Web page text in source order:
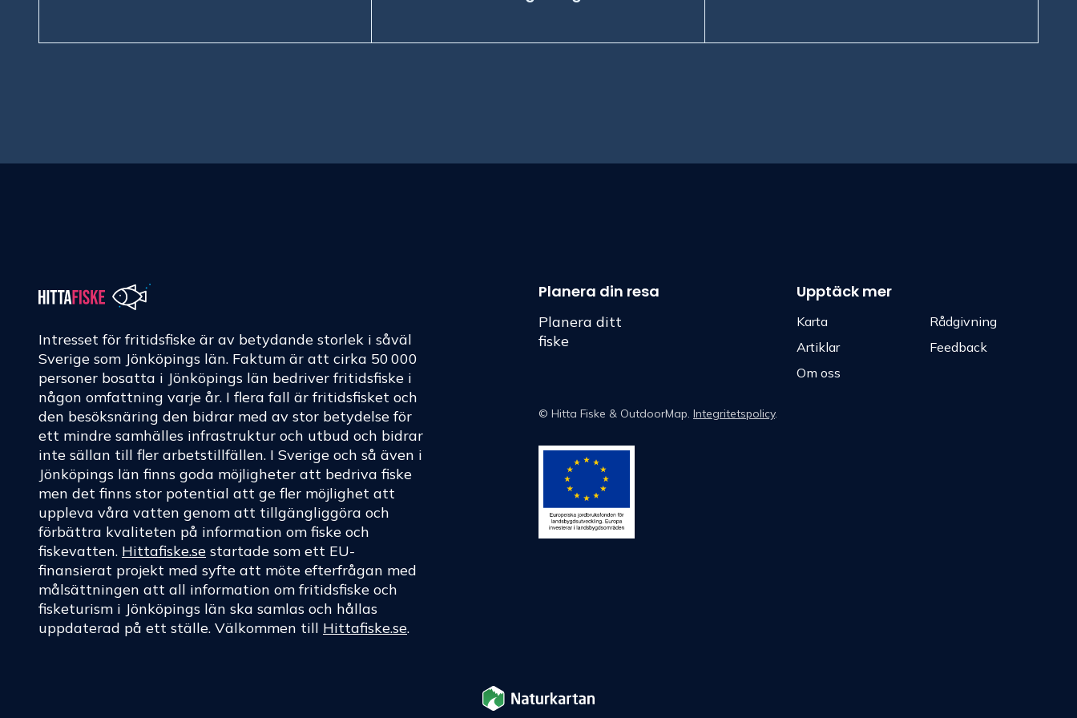
Intresset för fritidsfiske är av betydande storlek i såväl
Sverige som Jönköpings län. Faktum är att cirka 50 000
personer bosatta i Jönköpings län bedriver fritidsfiske i
någon omfattning varje år. I flera fall är fritidsfisket och
den besöksnäring den bidrar med av stor betydelse för
ett mindre samhälles infrastruktur och utbud och bidrar
inte sällan till fler arbetstillfällen. I Sverige och så även i
Jönköpings län finns goda möjligheter att bedriva fiske
men det finns stor potential att ge fler möjlighet att
uppleva våra vatten genom att tillgängliggöra och
förbättra kvaliteten på information om fiske och
fiskevatten. Hittafiske.se startade som ett EU-
finansierat projekt med syfte att möte efterfrågan med
målsättningen att all information om fritidsfiske och
fisketurism i Jönköpings län ska samlas och hållas
uppdaterad på ett ställe. Välkommen till Hittafiske.se.
Planera din resa
Planera ditt
fiske
Upptäck mer
Karta
Artiklar
Om oss
Rådgivning
Feedback
© Hitta Fiske & OutdoorMap. Integritetspolicy.